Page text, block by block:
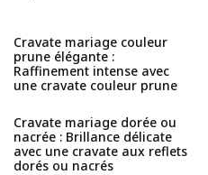
Cravate mariage couleur
prune élégante :
Raffinement intense avec
une cravate couleur prune
Cravate mariage dorée ou
nacrée : Brillance délicate
avec une cravate aux reflets
dorés ou nacrés